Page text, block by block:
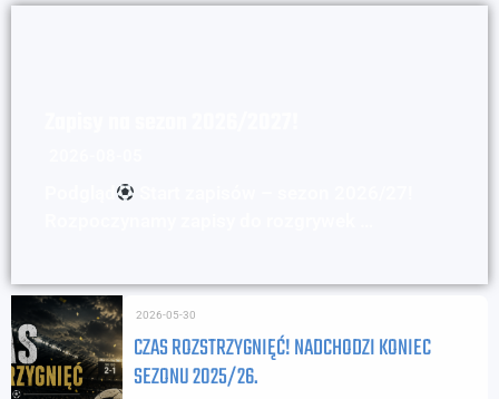
CZAS ROZSTRZYGNIĘĆ! NADCHODZI KONIEC
SEZONU 2025/26.
2026-05-30